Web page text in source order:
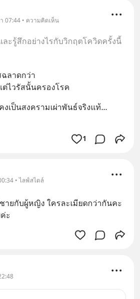
07:44 • ความคิดเห็น
ละรู้สึกอย่างไรกับวิกฤตโควิดครั้งนี้
ลาดกว่า
ไวรัสนั้นครองโรค
งเป็นสงครามเผ่าพันธ์จริงแท้...
1
• ไลฟ์สไตล์
ยกับผู้หญิง ใครละเมียดกว่ากันคะ
ะ